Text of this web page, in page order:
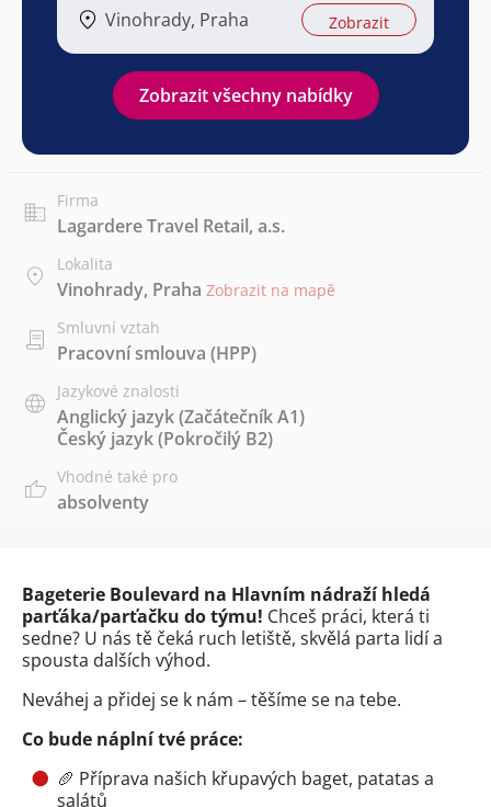
Vinohrady, Praha Zobrazit
Zobrazit všechny nabídky
Firma
Lagardere Travel Retail, a.s.
Lokalita
Vinohrady, Praha Zobrazit na mapě
Smluvní vztah
Pracovní smlouva (HPP)
Jazykové znalosti
Anglický jazyk(Začátečník A1)
Český jazyk(Pokročilý B2)
Vhodné také pro
absolventy
Bageterie Boulevard na Hlavním nádraží hledá
parťáka/parťačku do týmu! Chceš práci, která ti
sedne? U nás tě čeká ruch letiště, skvělá parta lidí a
spousta dalších výhod.
Neváhej a přidej se k nám – těšíme se na tebe.
Co bude náplní tvé práce:
🥖 Příprava našich křupavých baget, patatas a
salátů